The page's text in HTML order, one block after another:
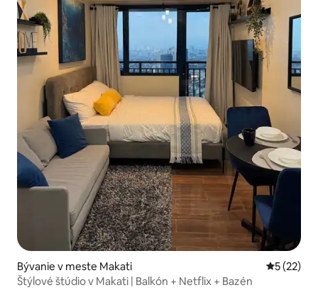
Bývanie v meste Makati
5 (22)
Štýlové štúdio v Makati | Balkón + Netflix + Bazén